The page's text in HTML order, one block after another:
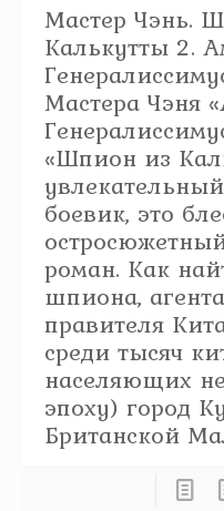
Мастер Чэнь.
Калькутты 2.
Мастера Чэня
«Шпион из
боевик, это
роман. Как
шпиона,
правителя
среди тысяч
населяющих
эпоху) город
Британской